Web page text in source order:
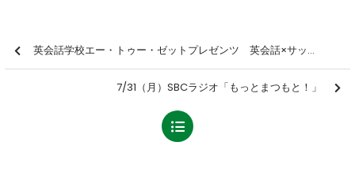
英会話学校エー・トゥー・ゼットプレゼンツ 英会話×サッカークリニック「English Soccer Fiesta」を開催しました【報告】
7/31（月）SBCラジオ「もっとまつもと！」